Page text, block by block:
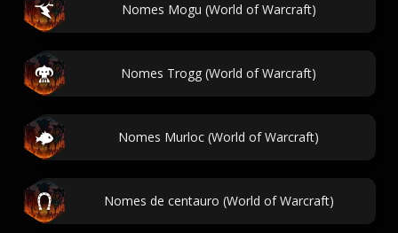
Nomes Mogu (World of Warcraft)
Nomes Trogg (World of Warcraft)
Nomes Murloc (World of Warcraft)
Nomes de centauro (World of Warcraft)